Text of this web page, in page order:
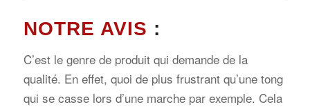
NOTRE AVIS :
C’est le genre de produit qui demande de la
qualité. En effet, quoi de plus frustrant qu’une tong
qui se casse lors d’une marche par exemple. Cela